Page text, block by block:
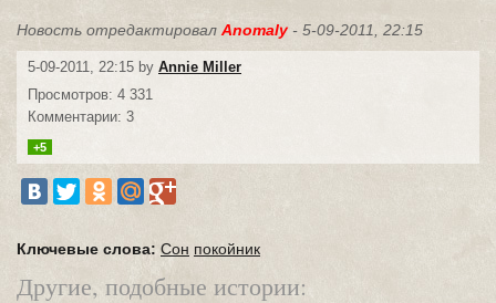
Новость отредактировал Anomaly- 5-09-2011, 22:15
5-09-2011, 22:15 by Annie Miller
Просмотров: 4 331
Комментарии: 3
+5
Ключевые слова: Сон покойник
Другие, подобные истории: